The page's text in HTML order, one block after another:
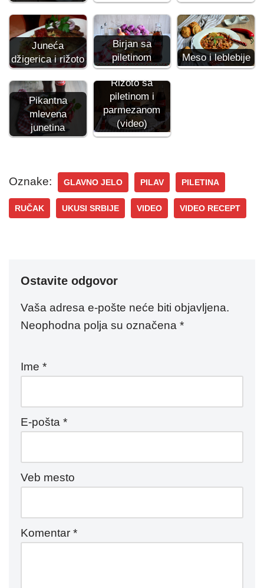
Juneća
džigerica i rižoto
Birjan sa
piletinom
Meso i leblebije
Pikantna
mlevena
junetina
Rižoto sa
piletinom i
parmezanom
(video)
Oznake: GLAVNO JELO PILAV PILETINA
RUČAK UKUSI SRBIJE VIDEO VIDEO RECEPT
Ostavite odgovor
Vaša adresa e-pošte neće biti objavljena.
Neophodna polja su označena *
Ime *
E-pošta *
Veb mesto
Komentar *